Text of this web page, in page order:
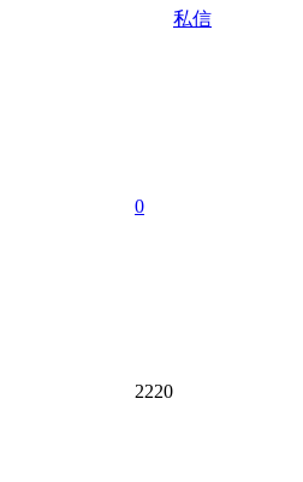
私信
0
2220